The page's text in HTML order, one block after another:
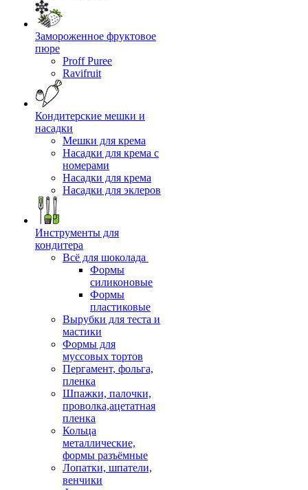
Замороженное фруктовое
пюре
Proff Puree
Ravifruit
Кондитерские мешки и
насадки
Мешки для крема
Насадки для крема с
номерами
Насадки для крема
Насадки для эклеров
Инструменты для
кондитера
Всё для шоколада
Формы
силиконовые
Формы
пластиковые
Вырубки для теста и
мастики
Формы для
муссовых тортов
Пергамент, фольга,
пленка
Шпажки, палочки,
проволка,ацетатная
пленка
Кольца
металлические,
формы разъёмные
Лопатки, шпатели,
венчики